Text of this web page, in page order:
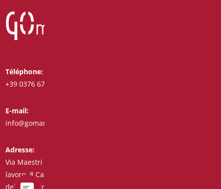
Téléphone:
+39 0376 671780
E-mail:
info@goman.it
Adresse:
Via Maestri del
lavoro, 8 Castiglione
delle Stiviere 46043